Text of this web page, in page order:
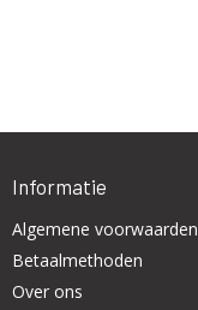
Informatie
Algemene voorwaarden
Betaalmethoden
Over ons